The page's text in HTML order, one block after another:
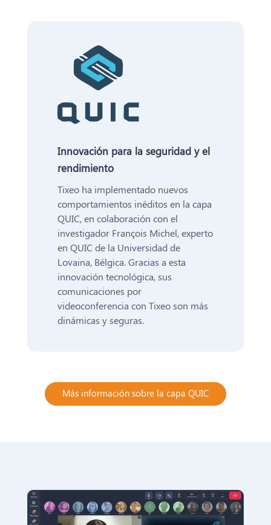
Innovación para la seguridad y el
rendimiento
Tixeo ha implementado nuevos
comportamientos inéditos en la capa
QUIC, en colaboración con el
investigador François Michel, experto
en QUIC de la Universidad de
Lovaina, Bélgica. Gracias a esta
innovación tecnológica, sus
comunicaciones por
videoconferencia con Tixeo son más
dinámicas y seguras.
Más información sobre la capa QUIC